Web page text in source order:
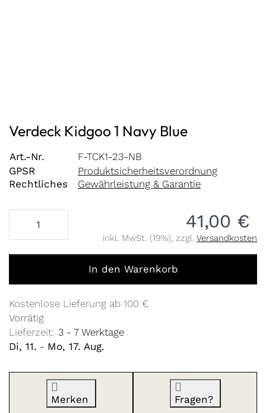
Verdeck Kidgoo 1 Navy Blue
Art.-Nr.
F-TCK1-23-NB
GPSR
Produktsicherheitsverordnung
Rechtliches
Gewährleistung & Garantie
41,00 €
inkl. MwSt. (19%), zzgl. Versandkosten
In den Warenkorb
Kostenlose Lieferung ab 100 €
Vorrätig
Lieferzeit: 3 - 7 Werktage
Di, 11. - Mo, 17. Aug.
Merken Fragen?